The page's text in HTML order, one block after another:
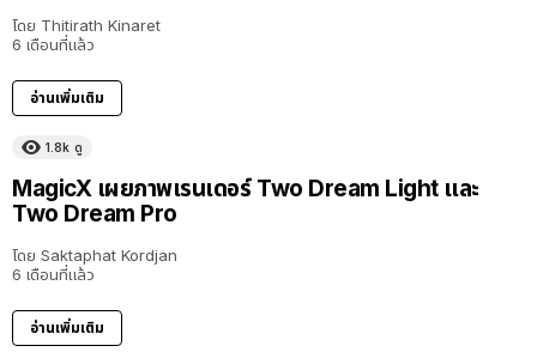
โดย Thitirath Kinaret
6 เดือนที่แล้ว
อ่านเพิ่มเติม
1.8k ดู
MagicX เผยภาพเรนเดอร์ Two Dream Light และ
Two Dream Pro
โดย Saktaphat Kordjan
6 เดือนที่แล้ว
อ่านเพิ่มเติม